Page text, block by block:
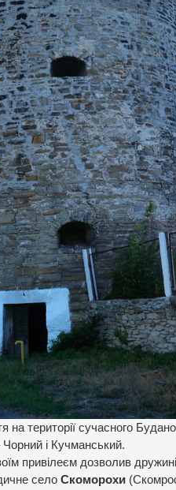
на території сучасного
і Кучманський.
привілеєм дозволив
село Скоморохи